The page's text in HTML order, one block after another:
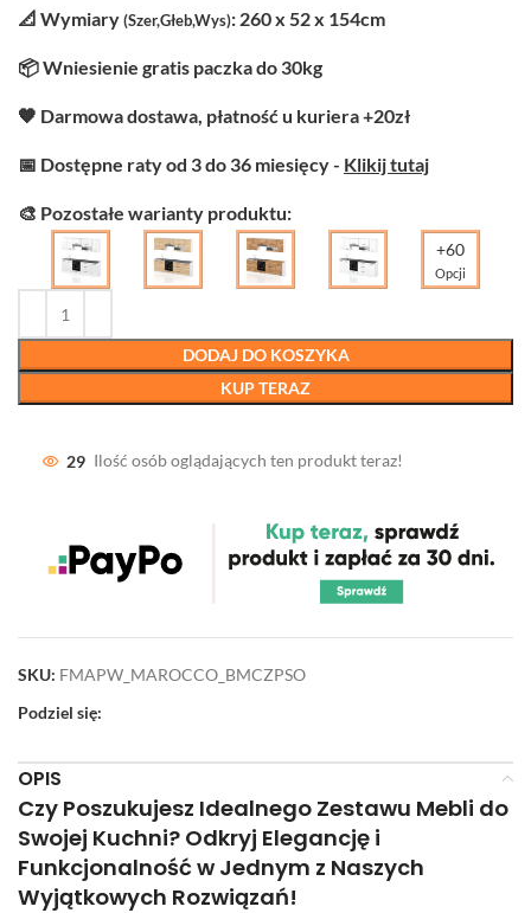
📐 Wymiary(Szer,Głeb,Wys): 260 x 52 x 154cm
📦 Wniesienie gratis paczka do 30kg
🧡 Darmowa dostawa, płatność u kuriera +20zł
📅 Dostępne raty od 3 do 36 miesięcy - Klikij tutaj
🎨 Pozostałe warianty produktu:
+60
Opcji
DODAJ DO KOSZYKA
KUP TERAZ
29 Ilość osób oglądających ten produkt teraz!
SKU: FMAPW_MAROCCO_BMCZPSO
Podziel się:
OPIS
Czy Poszukujesz Idealnego Zestawu Mebli do
Swojej Kuchni? Odkryj Elegancję i
Funkcjonalność w Jednym z Naszych
Wyjątkowych Rozwiązań!